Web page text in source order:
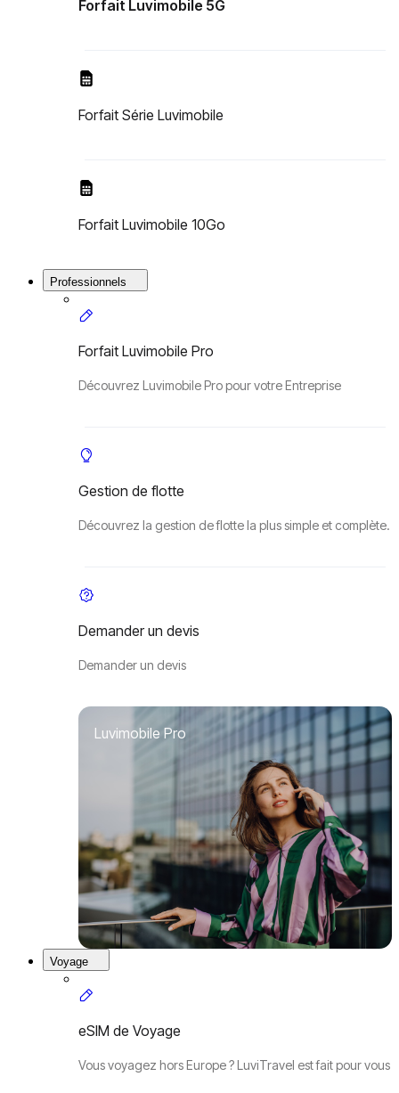
Forfait Luvimobile 5G
Forfait Série Luvimobile
Forfait Luvimobile 10Go
Professionnels
Forfait Luvimobile Pro
Découvrez Luvimobile Pro pour votre Entreprise
Gestion de flotte
Découvrez la gestion de flotte la plus simple et complète.
Demander un devis
Demander un devis
Luvimobile Pro
Voyage
eSIM de Voyage
Vous voyagez hors Europe ? LuviTravel est fait pour vous